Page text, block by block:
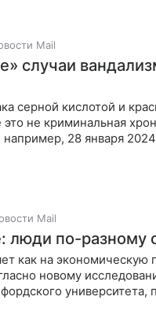
Mail
случаи
серной кислотой и
не криминальная
например, 28 января
Mail
люди по-разному
как на экономическую
новому
университета,